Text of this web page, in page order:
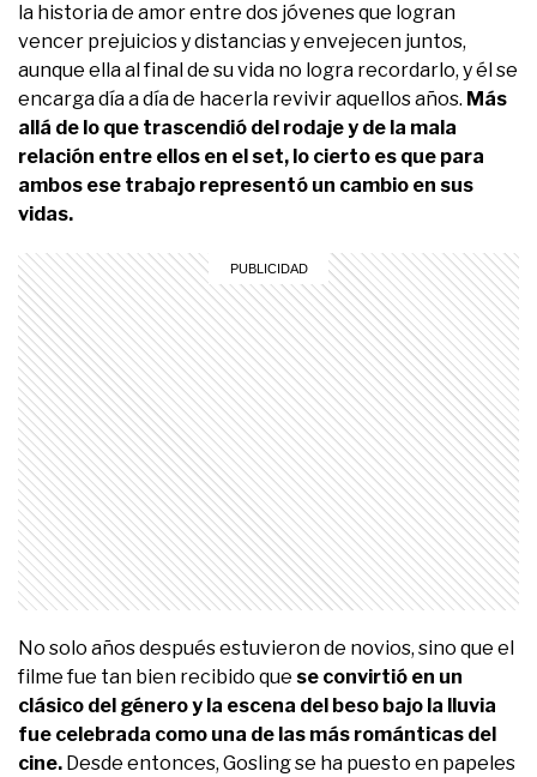
la historia de amor entre dos jóvenes que logran
vencer prejuicios y distancias y envejecen juntos,
aunque ella al final de su vida no logra recordarlo, y él se
encarga día a día de hacerla revivir aquellos años. Más
allá de lo que trascendió del rodaje y de la mala
relación entre ellos en el set, lo cierto es que para
ambos ese trabajo representó un cambio en sus
vidas.
No solo años después estuvieron de novios, sino que el
filme fue tan bien recibido que se convirtió en un
clásico del género y la escena del beso bajo la lluvia
fue celebrada como una de las más románticas del
cine. Desde entonces, Gosling se ha puesto en papeles